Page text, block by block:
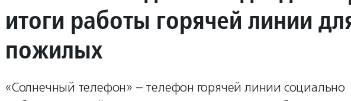
итоги работы горячей линии
пожилых
«Солнечный телефон» – телефон горячей линии социально